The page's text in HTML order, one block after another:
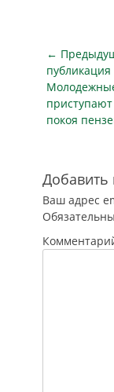
прокуратуры
района
передали
против
ЧОП
уголовное
за
зарплаты.
того,
по
записям
←
публикация
публикация
покоя
Добавить
Ваш адрес